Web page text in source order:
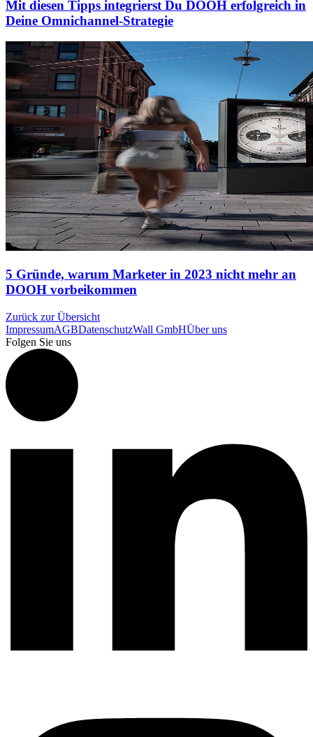
Mit diesen Tipps integrierst Du DOOH erfolgreich in
Deine Omnichannel-Strategie
5 Gründe, warum Marketer in 2023 nicht mehr an
DOOH vorbeikommen
Zurück zur Übersicht
ImpressumAGBDatenschutzWall GmbHÜber uns
Folgen Sie uns